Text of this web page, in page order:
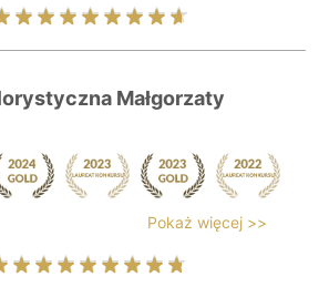
Małgorzaty
Pokaż więcej >>